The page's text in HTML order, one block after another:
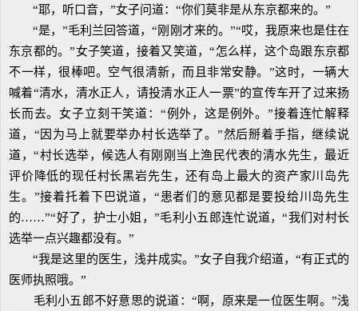
“耶，听口音，”女子问道：“你们莫非是从东京都来的。”
“是，”毛利兰回答道，“刚刚才来的。”“哎，我原来也是住在
东京都的。”女子笑道，接着又笑道，“怎么样，这个岛跟东京都
不一样，很棒吧。空气很清新，而且非常安静。”这时，一辆大
喊着“清水，清水正人，请投清水正人一票”的宣传车开了过来扬
长而去。女子立刻干笑道：“例外，这是例外。”接着连忙解释
道，“因为马上就要举办村长选举了。”然后掰着手指，继续说
道，“村长选举，候选人有刚刚当上渔民代表的清水先生，最近
评价降低的现任村长黑岩先生，还有岛上最大的资产家川岛先
生。”接着托着下巴说道，“患者们的意见都是要投给川岛先生
的……”“好了，护士小姐，”毛利小五郎连忙说道，“我们对村长
选举一点兴趣都没有。”
“我是这里的医生，浅井成实。”女子自我介绍道，“有正式的
医师执照哦。”
毛利小五郎不好意思的说道：“啊，原来是一位医生啊。”浅